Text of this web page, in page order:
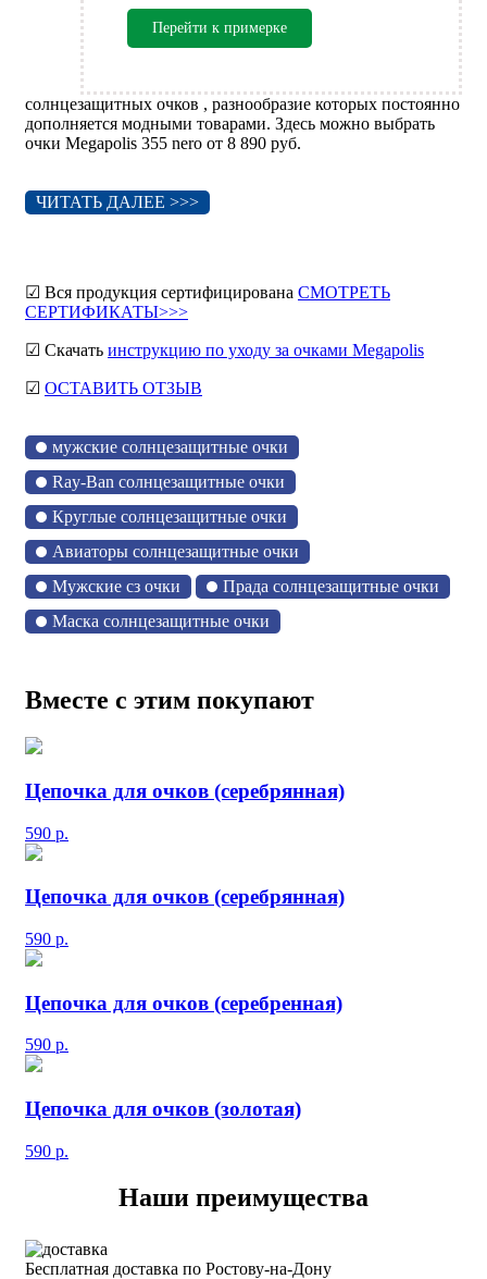
Перейти к примерке
солнцезащитных очков , разнообразие которых постоянно
дополняется модными товарами. Здесь можно выбрать
очки Megapolis 355 nero от 8 890 руб.
ЧИТАТЬ ДАЛЕЕ >>>
☑ Вся продукция сертифицирована СМОТРЕТЬ
СЕРТИФИКАТЫ>>>
☑ Скачать инструкцию по уходу за очками Megapolis
☑ ОСТАВИТЬ ОТЗЫВ
мужские солнцезащитные очки
Ray-Ban солнцезащитные очки
Круглые солнцезащитные очки
Авиаторы солнцезащитные очки
Мужские сз очки
Прада солнцезащитные очки
Маска солнцезащитные очки
Вместе с этим покупают
Цепочка для очков (серебрянная)
590 р.
Цепочка для очков (серебрянная)
590 р.
Цепочка для очков (серебренная)
590 р.
Цепочка для очков (золотая)
590 р.
Наши преимущества
Бесплатная доставка по Ростову-на-Дону